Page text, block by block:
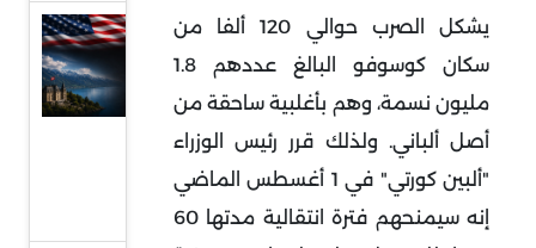
يشكل الصرب حوالي 120 ألفا من
سكان كوسوفو البالغ عددهم 1.8
مليون نسمة، وهم بأغلبية ساحقة من
أصل ألباني. ولذلك قرر رئيس الوزراء
"ألبين كورتي" في 1 أغسطس الماضي
إنه سيمنحهم فترة انتقالية مدتها 60
مفاوضات
سويسرا ..
فهم
مجريات
الجولة
الأولى